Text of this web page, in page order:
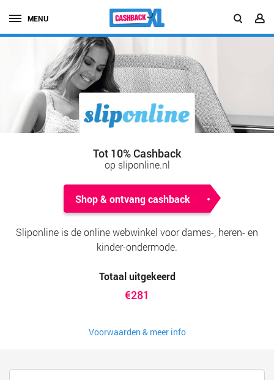
MENU
Tot 10% Cashback
op sliponline.nl
Shop & ontvang cashback
Sliponline is de online webwinkel voor dames-, heren- en
kinder-ondermode.
Totaal uitgekeerd
€281
Voorwaarden & meer info